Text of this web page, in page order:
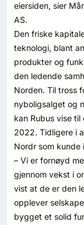
eiersiden, sier
AS.
Den friske
teknologi, blant
produkter og
den ledende
Norden. Til tross
nyboligsalget og
kan Rubus vise
2022. Tidligere i
Nordr som kunde
– Vi er fornøyd
gjennom vekst i
vist at de er den
opplever
bygget et solid